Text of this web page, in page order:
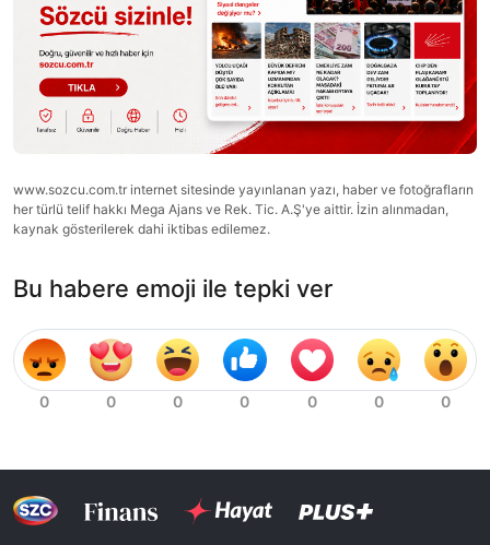
www.sozcu.com.tr internet sitesinde yayınlanan yazı, haber ve fotoğrafların
her türlü telif hakkı Mega Ajans ve Rek. Tic. A.Ş'ye aittir. İzin alınmadan,
kaynak gösterilerek dahi iktibas edilemez.
Bu habere emoji ile tepki ver